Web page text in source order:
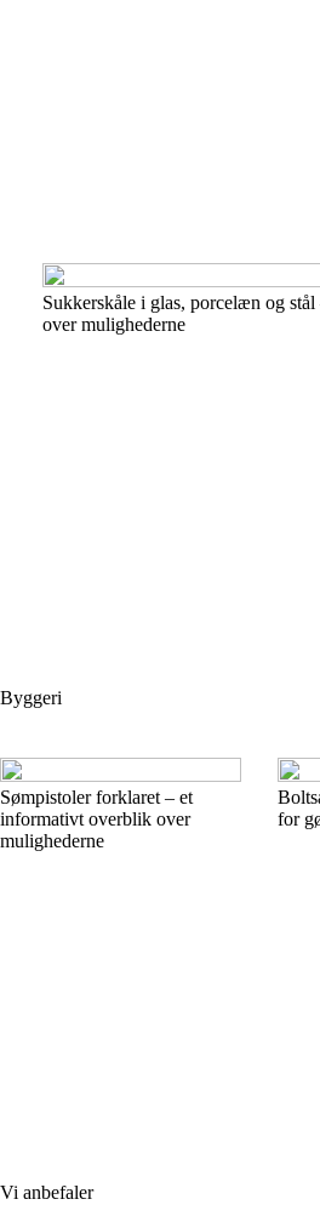
Sukkerskåle i glas, porcelæn og
over mulighederne
Byggeri
Sømpistoler forklaret – et
informativt overblik over
mulighederne
for
Vi anbefaler